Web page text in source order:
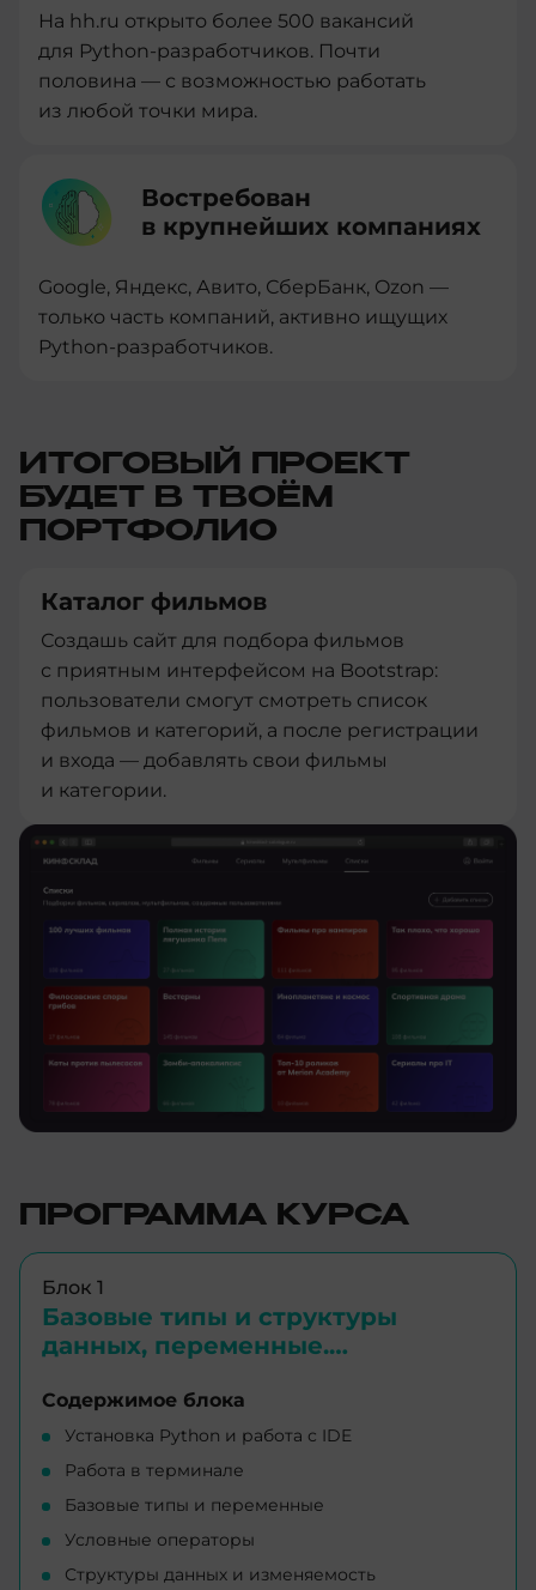
На hh.ru открыто более 500 вакансий
для Python-разработчиков. Почти
половина — с возможностью работать
из любой точки мира.
Востребован
в крупнейших компаниях
Google, Яндекс, Авито, СберБанк, Ozon —
только часть компаний, активно ищущих
Python-разработчиков.
ИТОГОВЫЙ ПРОЕКТ
БУДЕТ В ТВОЁМ
ПОРТФОЛИО
Каталог фильмов
Создашь сайт для подбора фильмов
с приятным интерфейсом на Bootstrap:
пользователи смогут смотреть список
фильмов и категорий, а после регистрации
и входа — добавлять свои фильмы
и категории.
ПРОГРАММА КУРСА
Блок 1
Базовые типы и структуры
данных, переменные.
работа с функциями
Содержимое блока
Установка Python и работа с IDE
Работа в терминале
Базовые типы и переменные
Условные операторы
Структуры данных и изменяемость